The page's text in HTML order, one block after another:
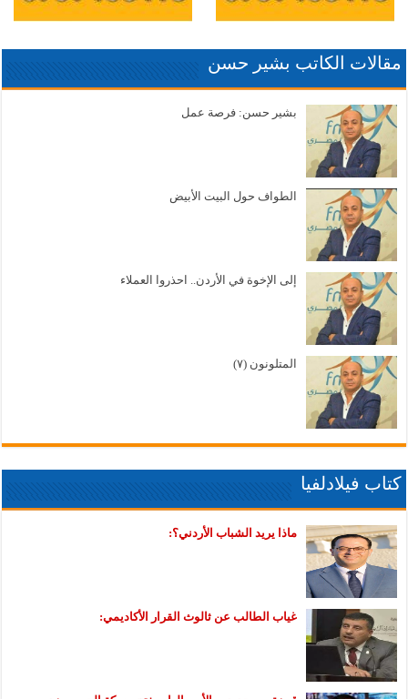
مقالات الكاتب بشير حسن
بشير حسن: فرصة عمل
الطواف حول البيت الأبيض
إلى الإخوة في الأردن.. احذروا العملاء
المتلونون (٧)
كتاب فيلادلفيا
ماذا يريد الشباب الأردني؟:
غياب الطالب عن ثالوث القرار الأكاديمي: